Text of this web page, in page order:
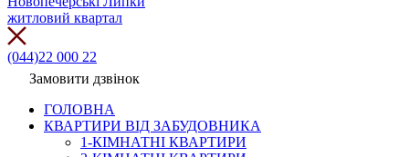
житловий квартал
(044)22 000 22
Замовити дзвінок
ГОЛОВНА
КВАРТИРИ ВІД ЗАБУДОВНИКА
1-КІМНАТНІ КВАРТИРИ